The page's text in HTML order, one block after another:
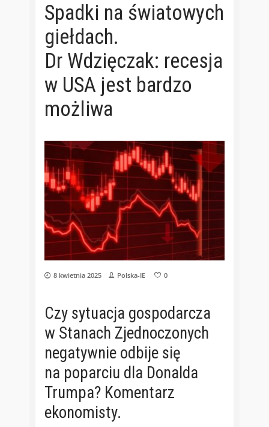
Spadki na światowych
giełdach.
Dr Wdzięczak: recesja
w USA jest bardzo
możliwa
8 kwietnia 2025 Polska-IE 0
Czy sytuacja gospodarcza
w Stanach Zjednoczonych
negatywnie odbije się
na poparciu dla Donalda
Trumpa? Komentarz
ekonomisty.